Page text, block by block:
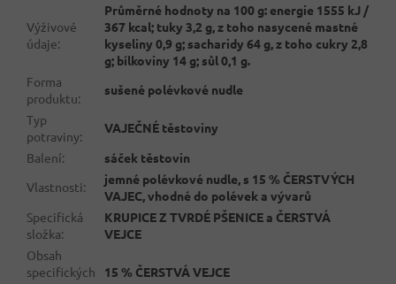
Výživové
údaje:
Průměrné hodnoty na 100 g: energie 1555 kJ /
367 kcal; tuky 3,2 g, z toho nasycené mastné
kyseliny 0,9 g; sacharidy 64 g, z toho cukry 2,8
g; bílkoviny 14 g; sůl 0,1 g.
Forma
produktu:
sušené polévkové nudle
Typ
potraviny:
VAJEČNÉ těstoviny
Balení:
sáček těstovin
Vlastnosti:
jemné polévkové nudle, s 15 % ČERSTVÝCH
VAJEC, vhodné do polévek a vývarů
Specifická
složka:
KRUPICE Z TVRDÉ PŠENICE a ČERSTVÁ
VEJCE
Obsah
specifických
15 % ČERSTVÁ VEJCE